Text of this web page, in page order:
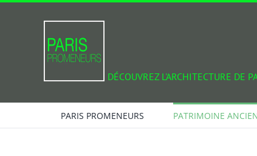
DÉCOUVREZ L'ARCHITECTURE DE
PARIS PROMENEURS PATRIMOINE